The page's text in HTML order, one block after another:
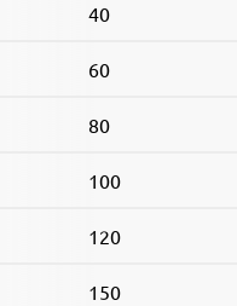
40
60
80
100
120
150